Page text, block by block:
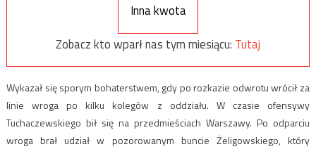
Inna kwota
Zobacz kto wparł nas tym miesiącu: Tutaj
Wykazał się sporym bohaterstwem, gdy po rozkazie odwrotu wrócił za
linie wroga po kilku kolegów z oddziału. W czasie ofensywy
Tuchaczewskiego bił się na przedmieściach Warszawy. Po odparciu
wroga brał udział w pozorowanym buncie Żeligowskiego, który